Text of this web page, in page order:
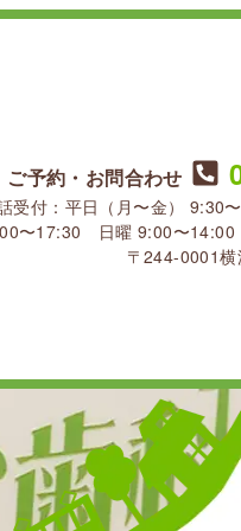
ご予約・お問合わせ
受付：平日（月〜金） 9:30
〜17:30 日曜 9:00〜
〒244-0001